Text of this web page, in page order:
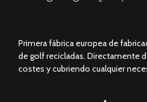
Primera fábrica europea de
de golf recicladas. Directamente
costes y cubriendo cualquier